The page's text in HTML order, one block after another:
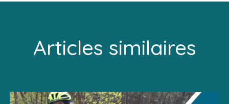
Articles similaires